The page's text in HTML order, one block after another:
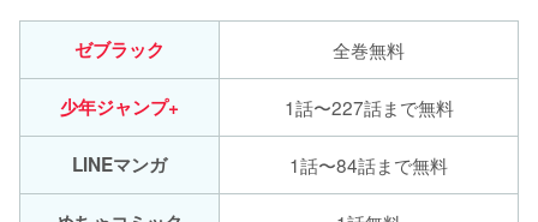
ゼブラック 全巻無料
少年ジャンプ+ 1話〜227話まで無料
LINEマンガ 1話〜84話まで無料